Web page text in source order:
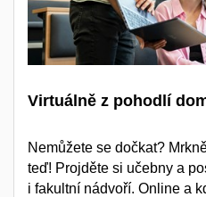
Virtuálně z pohodlí
Nemůžete se dočkat?
teď! Projděte si učebny a
i fakultní nádvoří. Online a